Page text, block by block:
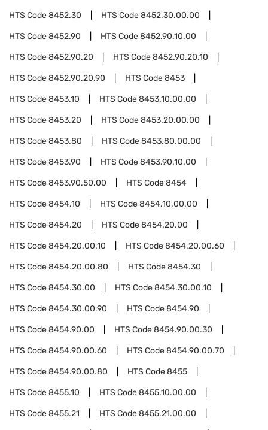
HTS Code8452.30 HTS Code8452.30.00.00
HTS Code8452.90 HTS Code8452.90.10.00
HTS Code8452.90.20 HTS Code8452.90.20.10
HTS Code8452.90.20.90 HTS Code8453
HTS Code8453.10 HTS Code8453.10.00.00
HTS Code8453.20 HTS Code8453.20.00.00
HTS Code8453.80 HTS Code8453.80.00.00
HTS Code8453.90 HTS Code8453.90.10.00
HTS Code8453.90.50.00 HTS Code8454
HTS Code8454.10 HTS Code8454.10.00.00
HTS Code8454.20 HTS Code8454.20.00
HTS Code8454.20.00.10 HTS Code8454.20.00.60
HTS Code8454.20.00.80 HTS Code8454.30
HTS Code8454.30.00 HTS Code8454.30.00.10
HTS Code8454.30.00.90 HTS Code8454.90
HTS Code8454.90.00 HTS Code8454.90.00.30
HTS Code8454.90.00.60 HTS Code8454.90.00.70
HTS Code8454.90.00.80 HTS Code8455
HTS Code8455.10 HTS Code8455.10.00.00
HTS Code8455.21 HTS Code8455.21.00.00